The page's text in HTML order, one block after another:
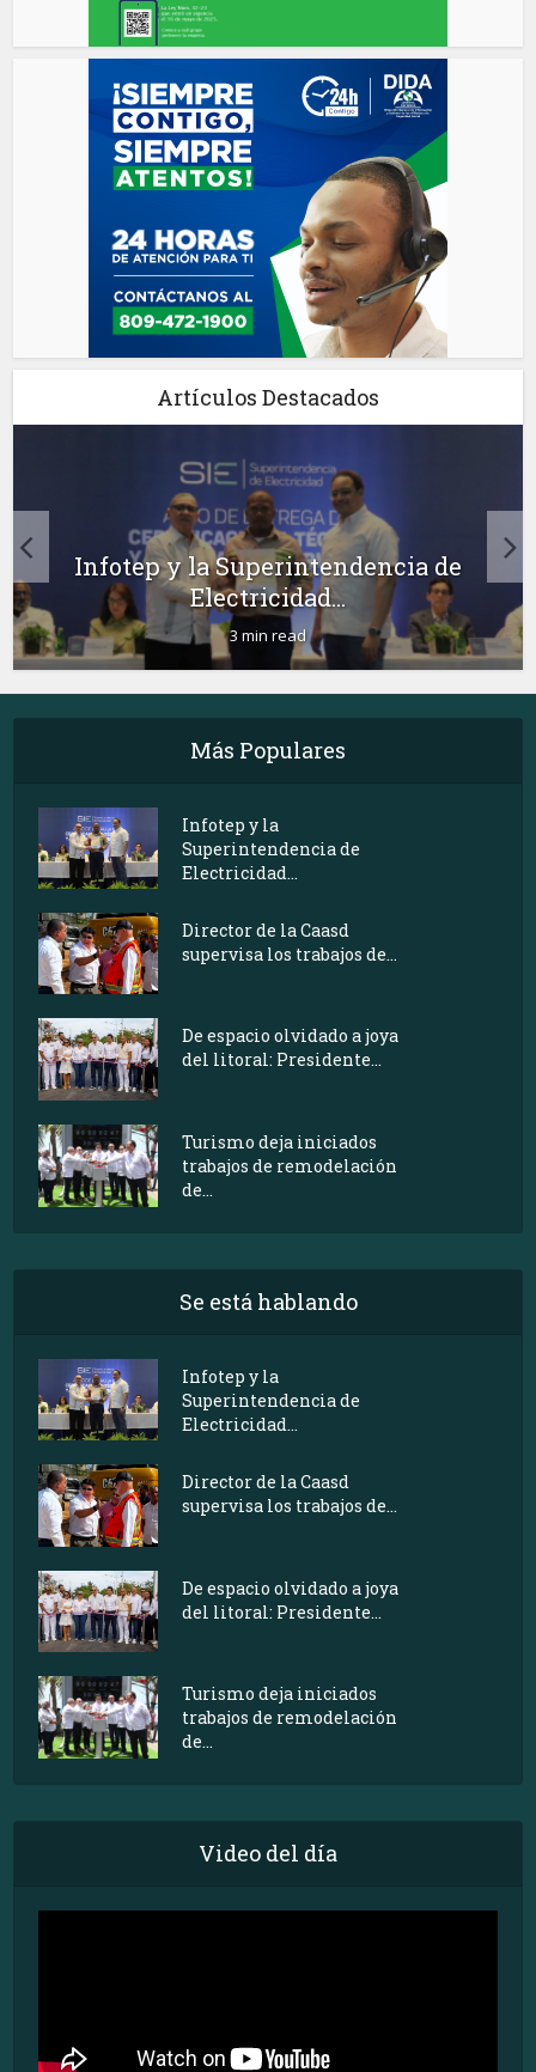
Artículos Destacados
Infotep y la Superintendencia de
Electricidad...
3 min read
Más Populares
Infotep y la
Superintendencia de
Electricidad...
Director de la Caasd
supervisa los trabajos de...
De espacio olvidado a joya
del litoral: Presidente...
Turismo deja iniciados
trabajos de remodelación
de...
Se está hablando
Infotep y la
Superintendencia de
Electricidad...
Director de la Caasd
supervisa los trabajos de...
De espacio olvidado a joya
del litoral: Presidente...
Turismo deja iniciados
trabajos de remodelación
de...
Video del día